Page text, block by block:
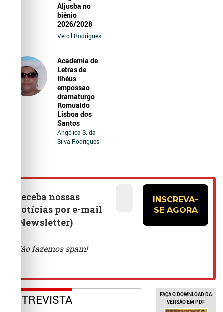
Aljusba no
biênio
2026/2028
Vercil Rodrigues
Academia de
Letras de
Ilhéus
empossao
dramaturgo
Romualdo
Lisboa dos
Santos
Angélica S. da
Silva Rodrigues
ENTREVISTA
FAÇA O DOWNLOAD DA
VERSÃO EM PDF